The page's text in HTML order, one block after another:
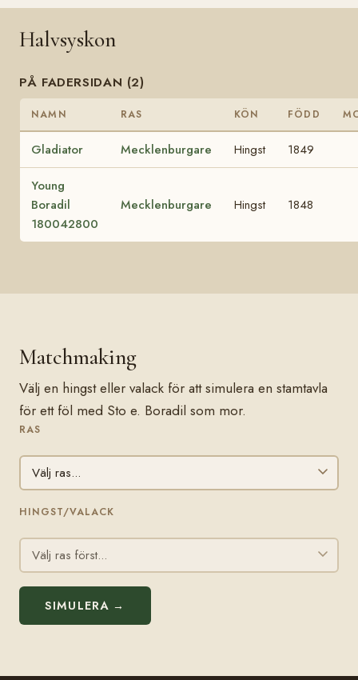
Halvsyskon
PÅ FADERSIDAN (2)
NAMN RAS KÖN FÖDD
Gladiator Mecklenburgare Hingst 1849
Young
Boradil
180042800
Mecklenburgare Hingst 1848
Matchmaking
Välj en hingst eller valack för att simulera en stamtavla
för ett föl med Sto e. Boradil som mor.
RAS
HINGST/VALACK
SIMULERA →